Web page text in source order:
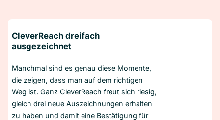
CleverReach dreifach
ausgezeichnet
Manchmal sind es genau diese Momente,
die zeigen, dass man auf dem richtigen
Weg ist. Ganz CleverReach freut sich riesig,
gleich drei neue Auszeichnungen erhalten
zu haben und damit eine Bestätigung für